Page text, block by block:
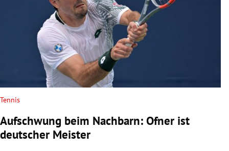
Untermenü
Untermenü
Untermenü
Untermenü
Tennis
Aufschwung beim Nachbarn: Ofner ist
deutscher Meister